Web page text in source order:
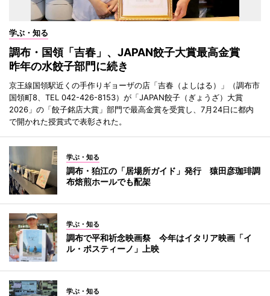
学ぶ・知る
調布・国領「吉春」、JAPAN餃子大賞最高金賞
昨年の水餃子部門に続き
京王線国領駅近くの手作りギョーザの店「吉春（よしはる）」（調布市
国領町8、TEL 042-426-8153）が「JAPAN餃子（ぎょうざ）大賞
2026」の「餃子銘店大賞」部門で最高金賞を受賞し、7月24日に都内
で開かれた授賞式で表彰された。
学ぶ・知る
調布・狛江の「居場所ガイド」発行 猿田彦珈琲調
布焙煎ホールでも配架
学ぶ・知る
調布で平和祈念映画祭 今年はイタリア映画「イ
ル・ポスティーノ」上映
学ぶ・知る